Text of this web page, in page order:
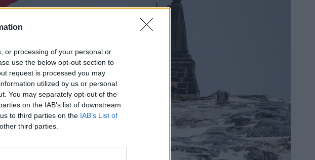
or processing of your personal or
use the below opt-out section to
request is processed you may
utilized by us or personal
You may separately opt-out of the
on the IAB’s list of downstream
to third parties on the IAB’s List of
third parties.